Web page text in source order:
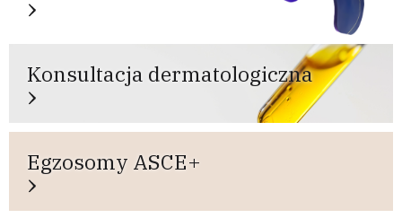
Konsultacja dermatologiczna
Egzosomy ASCE+